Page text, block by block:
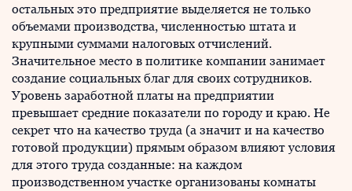
остальных это предприятие выделяется не только
объемами производства, численностью штата и
крупными суммами налоговых отчислений.
Значительное место в политике компании занимает
создание социальных благ для своих сотрудников.
Уровень заработной платы на предприятии
превышает средние показатели по городу и краю. Не
секрет что на качество труда (а значит и на качество
готовой продукции) прямым образом влияют условия
для этого труда созданные: на каждом
производственном участке организованы комнаты